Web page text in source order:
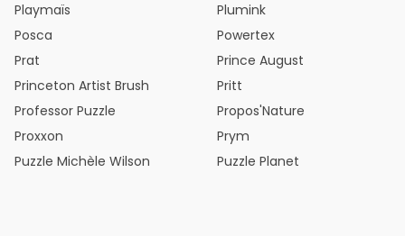
Playmaïs
Plumink
Posca
Powertex
Prat
Prince August
Princeton Artist Brush
Pritt
Professor Puzzle
Propos'Nature
Proxxon
Prym
Puzzle Michèle Wilson
Puzzle Planet